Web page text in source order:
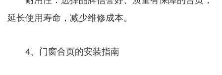
延长使用寿命，减少维修成本。
4、门窗合页的安装指南